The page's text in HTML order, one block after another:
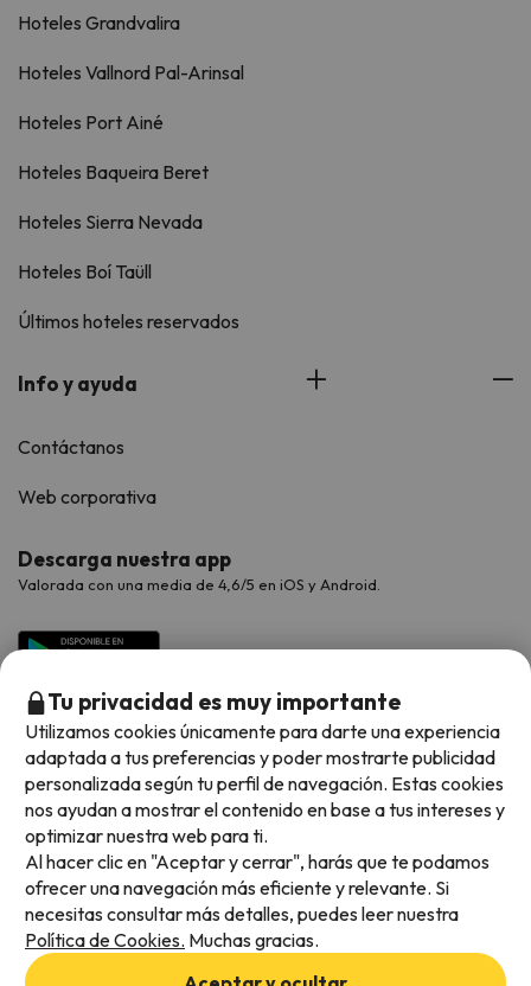
Hoteles Grandvalira
Hoteles Vallnord Pal-Arinsal
Hoteles Port Ainé
Hoteles Baqueira Beret
Hoteles Sierra Nevada
Hoteles Boí Taüll
Últimos hoteles reservados
Info y ayuda
Contáctanos
Web corporativa
Descarga nuestra app
Valorada con una media de 4,6/5 en iOS y Android.
Métodos de pago disponibles
Condiciones generales
Tu privacidad es muy importante
Utilizamos cookies únicamente para darte una experiencia
adaptada a tus preferencias y poder mostrarte publicidad
personalizada según tu perfil de navegación. Estas cookies
nos ayudan a mostrar el contenido en base a tus intereses y
optimizar nuestra web para ti.
Al hacer clic en "Aceptar y cerrar", harás que te podamos
ofrecer una navegación más eficiente y relevante. Si
necesitas consultar más detalles, puedes leer nuestra
Política de Cookies. Muchas gracias.